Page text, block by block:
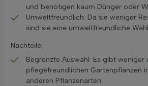
und benötigen kaum Dünger oder
Umweltfreundlich: Da sie weniger
sind sie eine umweltfreundliche
Nachteile:
Begrenzte Auswahl: Es gibt weniger
pflegefreundlichen Gartenpflanzen
anderen Pflanzenarten.